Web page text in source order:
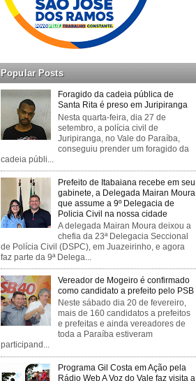
Popular Posts
Foragido da cadeia pública de
Santa Rita é preso em Juripiranga
Nesta quarta-feira, dia 27 de
setembro, a polícia civil de
Juripiranga, no Vale do Paraíba,
conseguiu prender um foragido da
cadeia públi...
Prefeito de Itabaiana recebe em seu
gabinete, a Delegada Mairan Moura
que assume a 9º Delegacia de
Policia Civil na nossa cidade
A delegada Mairan Moura deixou a
chefia da 23ª Delegacia Seccional
de Polícia Civil (DSPC), em Juazeirinho, e agora
faz parte da 9ª Delega...
Vereador de Mogeiro é confirmado
como candidato a prefeito pelo PSB
Neste sábado dia 20 de fevereiro,
mais de 160 candidatos a prefeitos
e prefeitas e ainda vereadores de
toda a Paraíba estiveram
participand...
Programa Gil Costa em Ação pela
Rádio Web A Voz do Vale faz visita a